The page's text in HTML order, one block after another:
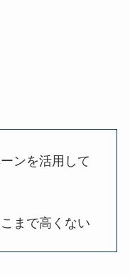
ンを活用して
まで高くない